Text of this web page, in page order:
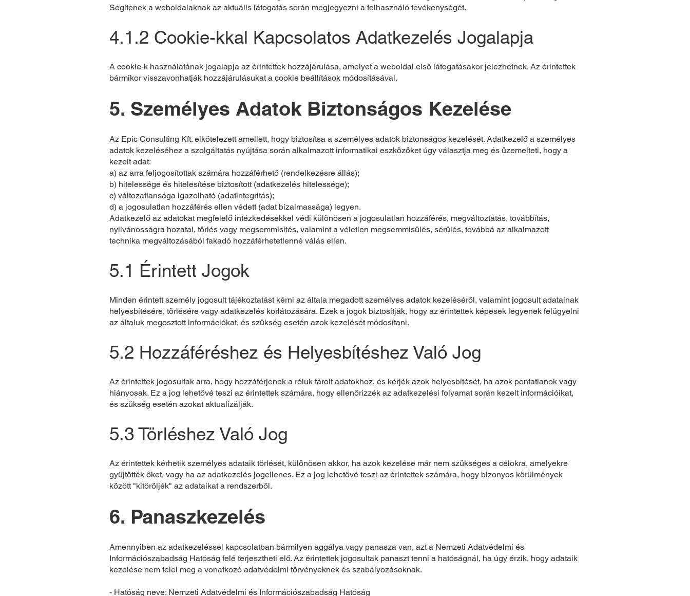
Segítenek a weboldalaknak az aktuális látogatás során megjegyezni a felhasználó tevékenységét.
4.1.2 Cookie-kkal Kapcsolatos Adatkezelés Jogalapja
A cookie-k használatának jogalapja az érintettek hozzájárulása, amelyet a weboldal első látogatásakor jelezhetnek. Az érintettek
bármikor visszavonhatják hozzájárulásukat a cookie beállítások módosításával.
5. Személyes Adatok Biztonságos Kezelése
Az Epic Consulting Kft. elkötelezett amellett, hogy biztosítsa a személyes adatok biztonságos kezelését. Adatkezelő a személyes
adatok kezeléséhez a szolgáltatás nyújtása során alkalmazott informatikai eszközöket úgy választja meg és üzemelteti, hogy a
kezelt adat:
a) az arra feljogosítottak számára hozzáférhető (rendelkezésre állás);
b) hitelessége és hitelesítése biztosított (adatkezelés hitelessége);
c) változatlansága igazolható (adatintegritás);
d) a jogosulatlan hozzáférés ellen védett (adat bizalmassága) legyen.
Adatkezelő az adatokat megfelelő intézkedésekkel védi különösen a jogosulatlan hozzáférés, megváltoztatás, továbbítás,
nyilvánosságra hozatal, törlés vagy megsemmisítés, valamint a véletlen megsemmisülés, sérülés, továbbá az alkalmazott
technika megváltozásából fakadó hozzáférhetetlenné válás ellen.
5.1 Érintett Jogok
Minden érintett személy jogosult tájékoztatást kérni az általa megadott személyes adatok kezeléséről, valamint jogosult adatainak
helyesbítésére, törlésére vagy adatkezelés korlátozására. Ezek a jogok biztosítják, hogy az érintettek képesek legyenek felügyelni
az általuk megosztott információkat, és szükség esetén azok kezelését módosítani.
5.2 Hozzáféréshez és Helyesbítéshez Való Jog
Az érintettek jogosultak arra, hogy hozzáférjenek a róluk tárolt adatokhoz, és kérjék azok helyesbítését, ha azok pontatlanok vagy
hiányosak. Ez a jog lehetővé teszi az érintettek számára, hogy ellenőrizzék az adatkezelési folyamat során kezelt információikat,
és szükség esetén azokat aktualizálják.
5.3 Törléshez Való Jog
Az érintettek kérhetik személyes adataik törlését, különösen akkor, ha azok kezelése már nem szükséges a célokra, amelyekre
gyűjtötték őket, vagy ha az adatkezelés jogellenes. Ez a jog lehetővé teszi az érintettek számára, hogy bizonyos körülmények
között "kitöröljék" az adataikat a rendszerből.
6. Panaszkezelés
Amennyiben az adatkezeléssel kapcsolatban bármilyen aggálya vagy panasza van, azt a Nemzeti Adatvédelmi és
Információszabadság Hatóság felé terjesztheti elő. Az érintettek jogosultak panaszt tenni a hatóságnál, ha úgy érzik, hogy adataik
kezelése nem felel meg a vonatkozó adatvédelmi törvényeknek és szabályozásoknak.
- Hatóság neve: Nemzeti Adatvédelmi és Információszabadság Hatóság